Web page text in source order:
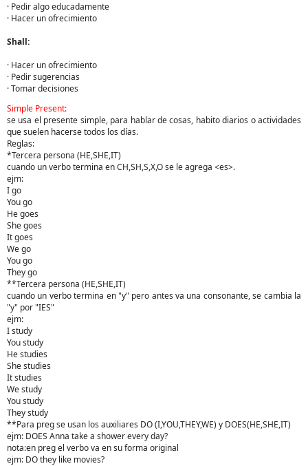
· Pedir algo educadamente
· Hacer un ofrecimiento
Shall:
· Hacer un ofrecimiento
· Pedir sugerencias
· Tomar decisiones
Simple Present:
se usa el presente simple, para hablar de cosas, habito diarios o actividades
que suelen hacerse todos los días.
Reglas:
*Tercera persona (HE,SHE,IT)
cuando un verbo termina en CH,SH,S,X,O se le agrega <es>.
ejm:
I go
You go
He goes
She goes
It goes
We go
You go
They go
**Tercera persona (HE,SHE,IT)
cuando un verbo termina en "y" pero antes va una consonante, se cambia la
"y" por "IES"
ejm:
I study
You study
He studies
She studies
It studies
We study
You study
They study
**Para preg se usan los auxiliares DO (I,YOU,THEY,WE) y DOES(HE,SHE,IT)
ejm: DOES Anna take a shower every day?
nota:en preg el verbo va en su forma original
ejm: DO they like movies?